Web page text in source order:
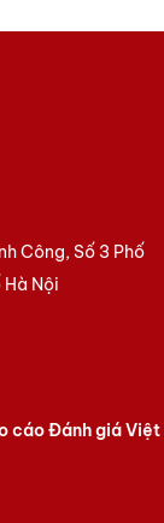
Công, Số 3 Phố
Nội
cáo Đánh giá Việt